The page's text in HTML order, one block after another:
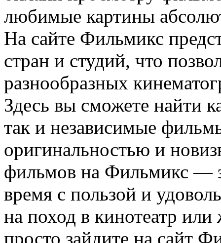
любимые картины
На сайте Фильмикс
стран и студий, что
разнообразных
Здесь вы сможете найти
так и независимые
оригинальностью и
фильмов на Фильмикс —
время с пользой и
на поход в кинотеатр
просто зайдите на сайт